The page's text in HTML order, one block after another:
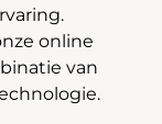
online
van